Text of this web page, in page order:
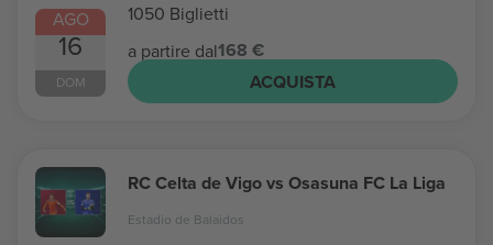
AGO
16
DOM
1050 Biglietti
a partire dal168 €
ACQUISTA
RC Celta de Vigo vs Osasuna FC La Liga
Estadio de Balaidos